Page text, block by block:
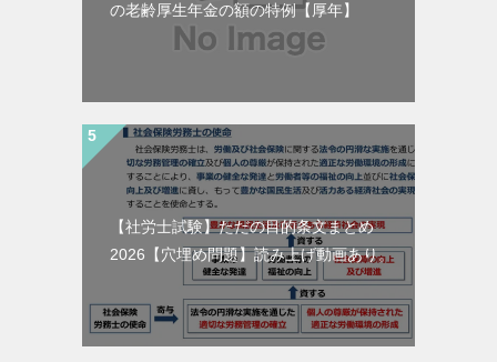
の老齢厚生年金の額の特例【厚年】
【社労士試験】ただの目的条文まとめ
2026【穴埋め問題】読み上げ動画あり。